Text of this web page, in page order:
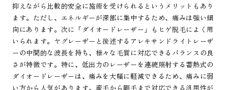
抑えながら比較的安全に施術を受けられるというメリットもあり
ます。ただし、エネルギーが深部に集中するため、痛みは強い傾
向にあります。次に「ダイオードレーザー」もヒゲ脱毛によく用
いられます。ヤグレーザーと後述するアレキサンドライトレーザ
ーの中間的な波長を持ち、様々な毛質に対応できるバランスの良
さが特徴です。特に、低出力のレーザーを連続照射する蓄熱式の
ダイオードレーザーは、痛みを大幅に軽減できるため、痛みに弱
い方から人気があります。産毛から剛毛まで対応できる汎用性が